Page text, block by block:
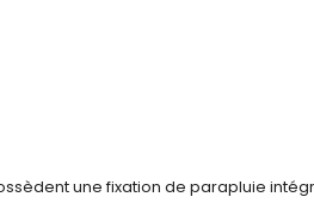
une fixation de parapluie